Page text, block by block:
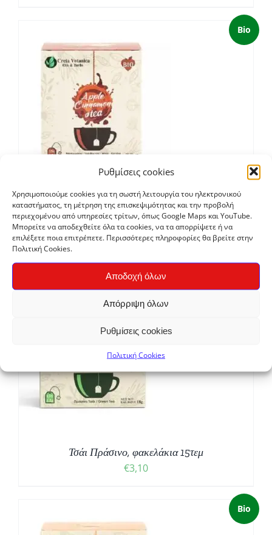
Ρυθμίσεις cookies
Χρησιμοποιούμε cookies για τη σωστή λειτουργία του ηλεκτρονικού
καταστήματος, τη μέτρηση της επισκεψιμότητας και την προβολή
περιεχομένου από υπηρεσίες τρίτων, όπως Google Maps και YouTube.
Μπορείτε να αποδεχθείτε όλα τα cookies, να τα απορρίψετε ή να
επιλέξετε ποια επιτρέπετε. Περισσότερες πληροφορίες θα βρείτε στην
Πολιτική Cookies.
Αποδοχή όλων
Απόρριψη όλων
Ρυθμίσεις cookies
Πολιτική Cookies
Bio
Τσάι Μήλο – Κανέλα, φακελάκια 15τεμ
€3,00
Bio
Τσάι Πράσινο, φακελάκια 15τεμ
€3,10
Bio